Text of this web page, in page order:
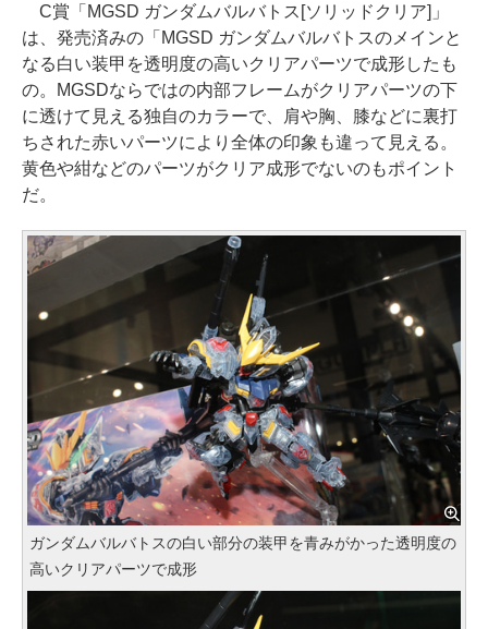
C賞「MGSD ガンダムバルバトス[ソリッドクリア]」
は、発売済みの「MGSD ガンダムバルバトスのメインと
なる白い装甲を透明度の高いクリアパーツで成形したも
の。MGSDならではの内部フレームがクリアパーツの下
に透けて見える独自のカラーで、肩や胸、膝などに裏打
ちされた赤いパーツにより全体の印象も違って見える。
黄色や紺などのパーツがクリア成形でないのもポイント
だ。
ガンダムバルバトスの白い部分の装甲を青みがかった透明度の
高いクリアパーツで成形